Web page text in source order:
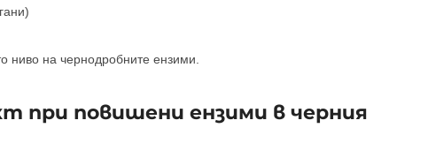
ниво на чернодробните ензими.
при повишени ензими в черния